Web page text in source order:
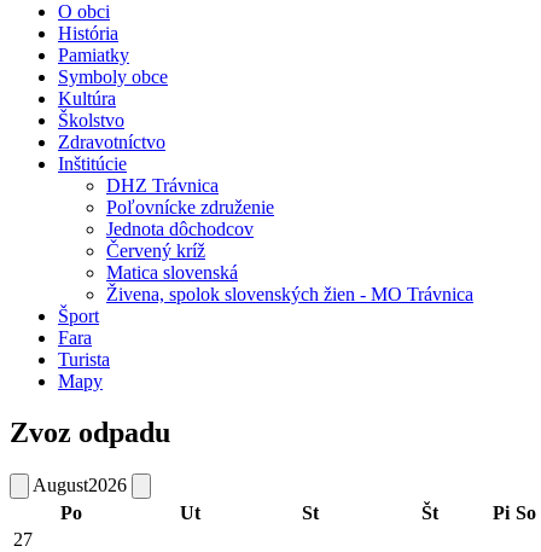
O obci
História
Pamiatky
Symboly obce
Kultúra
Školstvo
Zdravotníctvo
Inštitúcie
DHZ Trávnica
Poľovnícke združenie
Jednota dôchodcov
Červený kríž
Matica slovenská
Živena, spolok slovenských žien - MO Trávnica
Šport
Fara
Turista
Mapy
Zvoz odpadu
August2026
Po
Ut St Št Pi So
27